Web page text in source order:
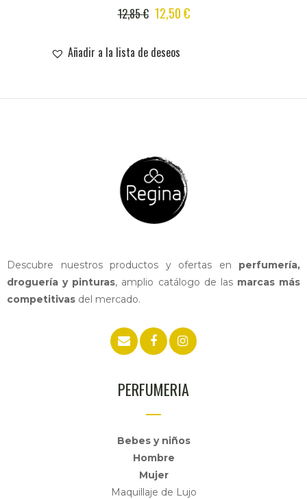
12,85€ ORIGINAL
WAS:
12,85 €.
12,50€CURRENT
Añadir a la lista de deseos
Descubre nuestros productos y ofertas en perfumería,
droguería y pinturas, amplio catálogo de las marcas más
competitivas del mercado.
PERFUMERIA
Bebes y niños
Hombre
Mujer
Maquillaje de Lujo